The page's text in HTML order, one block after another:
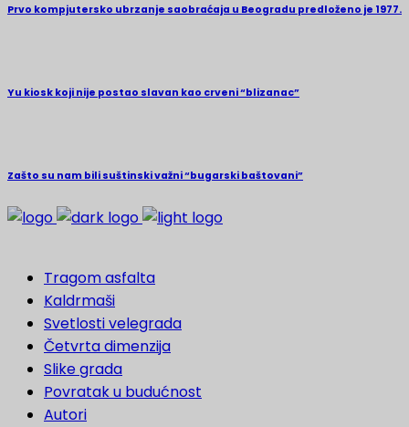
Prvo kompjutersko ubrzanje saobraćaja u Beogradu predloženo je 1977.
Yu kiosk koji nije postao slavan kao crveni “blizanac”
Zašto su nam bili suštinski važni “bugarski baštovani”
Tragom asfalta
Kaldrmaši
Svetlosti velegrada
Četvrta dimenzija
Slike grada
Povratak u budućnost
Autori